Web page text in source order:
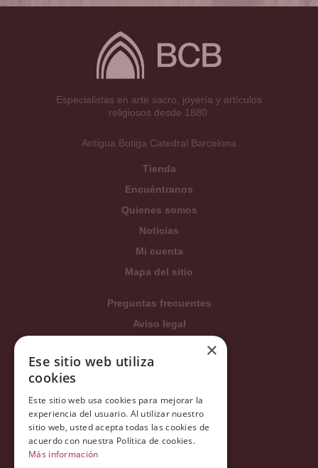
Especialistas en arte sacro, joyería y artículos
religiosos desde 1880.
Antigua Botiga Catedral Barcelona
Tienda
Encuéntranos
Quienes somos
Noticias
Mi cuenta
Mapa del sitio
Preguntas frecuentes
Aviso legal
Condiciones generales
Política de privacidad
Política Integrada
Tratamiento de datos
×
Ese sitio web utiliza
cookies
Este sitio web usa cookies para mejorar la
experiencia del usuario. Al utilizar nuestro
sitio web, usted acepta todas las cookies de
acuerdo con nuestra Política de cookies.
Más información